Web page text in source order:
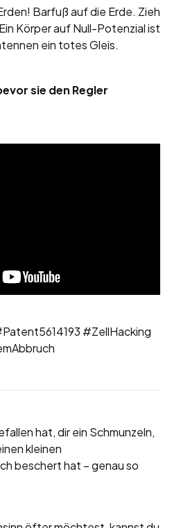
Barfuß auf die Erde. Zieh
Körper auf Null-Potenzial ist
ein totes Gleis.
sie den Regler
#ZellHacking
hat, dir ein Schmunzeln,
kleinen
beschert hat – genau so